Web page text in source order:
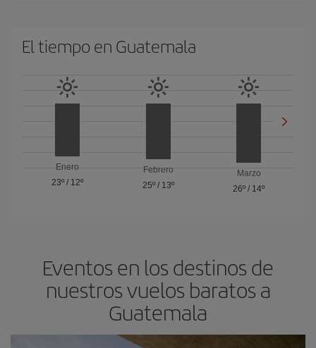
El tiempo en Guatemala
Enero
23º/ 12º
Febrero
25º/ 13º
Marzo
26º / 14º
Eventos en los destinos de
nuestros vuelos baratos a
Guatemala